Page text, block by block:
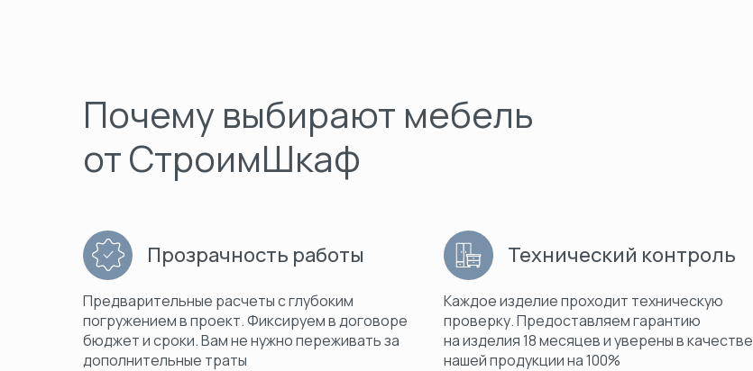
Почему выбирают мебель
от СтроимШкаф
Прозрачность работы
Предварительные расчеты с глубоким
погружением в проект. Фиксируем в договоре
бюджет и сроки. Вам не нужно переживать за
дополнительные траты
Технический контроль
Каждое изделие проходит техническую
проверку. Предоставляем гарантию
на изделия 18 месяцев и уверены в качестве
нашей продукции на 100%